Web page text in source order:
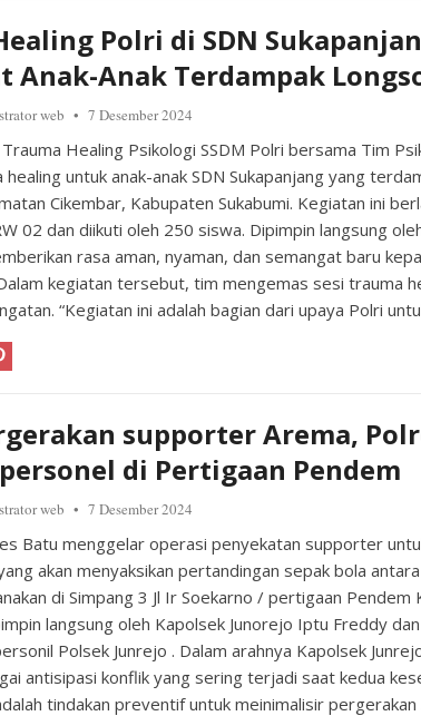
Polri di SDN
Anak-Anak Terdampak
web 7 Desember 2024
Healing Psikologi SSDM Polri bersama Tim
untuk anak-anak SDN Sukapanjang yang
Cikembar, Kabupaten Sukabumi. Kegiatan ini
02 dan diikuti oleh 250 siswa. Dipimpin langsung
rasa aman, nyaman, dan semangat baru
kegiatan tersebut, tim mengemas sesi trauma
“Kegiatan ini adalah bagian dari upaya Polri
supporter Arema,
di Pertigaan Pendem
web 7 Desember 2024
Batu menggelar operasi penyekatan supporter
akan menyaksikan pertandingan sepak bola
di Simpang 3 Jl Ir Soekarno / pertigaan
langsung oleh Kapolsek Junorejo Iptu Freddy
Polsek Junrejo . Dalam arahnya Kapolsek
antisipasi konflik yang sering terjadi saat kedua
tindakan preventif untuk meinimalisir